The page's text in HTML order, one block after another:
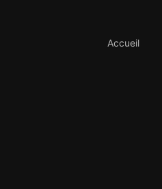
Accueil